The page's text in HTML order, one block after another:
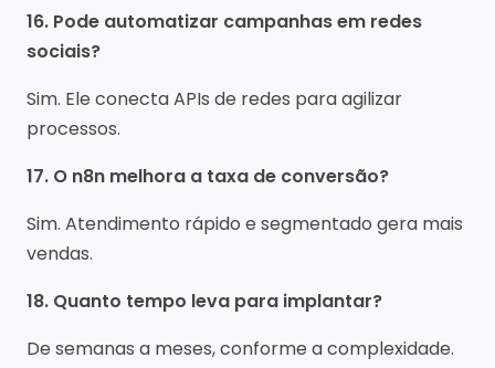
16. Pode automatizar campanhas em redes
sociais?
Sim. Ele conecta APIs de redes para agilizar
processos.
17. O n8n melhora a taxa de conversão?
Sim. Atendimento rápido e segmentado gera mais
vendas.
18. Quanto tempo leva para implantar?
De semanas a meses, conforme a complexidade.